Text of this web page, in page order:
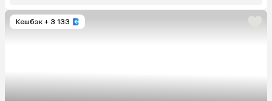
Кешбэк + 3 133